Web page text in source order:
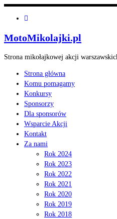
MotoMikolajki.pl
Strona mikołajkowej akcji
Strona główna
Komu pomagamy
Konkursy
Sponsorzy
Dla sponsorów
Wsparcie Akcji
Kontakt
Za nami
Rok 2024
Rok 2023
Rok 2022
Rok 2021
Rok 2020
Rok 2019
Rok 2018